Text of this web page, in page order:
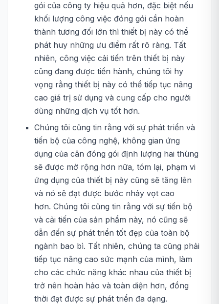
gói của công ty hiệu quả hơn, đặc biệt nếu
khối lượng công việc đóng gói cần hoàn
thành tương đối lớn thì thiết bị này có thể
phát huy những ưu điểm rất rõ ràng. Tất
nhiên, công việc cải tiến trên thiết bị này
cũng đang được tiến hành, chúng tôi hy
vọng rằng thiết bị này có thể tiếp tục nâng
cao giá trị sử dụng và cung cấp cho người
dùng những dịch vụ tốt hơn.
Chúng tôi cũng tin rằng với sự phát triển và
tiến bộ của công nghệ, không gian ứng
dụng của cân đóng gói định lượng hai thùng
sẽ được mở rộng hơn nữa, tóm lại, phạm vi
ứng dụng của thiết bị này cũng sẽ tăng lên
và nó sẽ đạt được bước nhảy vọt cao
hơn. Chúng tôi cũng tin rằng với sự tiến bộ
và cải tiến của sản phẩm này, nó cũng sẽ
dẫn đến sự phát triển tốt đẹp của toàn bộ
ngành bao bì. Tất nhiên, chúng ta cũng phải
tiếp tục nâng cao sức mạnh của mình, làm
cho các chức năng khác nhau của thiết bị
trở nên hoàn hảo và toàn diện hơn, đồng
thời đạt được sự phát triển đa dạng.